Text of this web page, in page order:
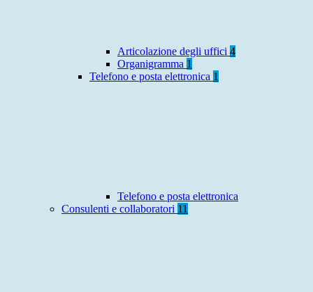
Articolazione degli uffici 4
Organigramma 1
Telefono e posta elettronica 1
Telefono e posta elettronica
Consulenti e collaboratori 11